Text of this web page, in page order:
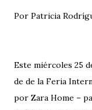
Por Patricia
Este miércoles 25
de de la Feria
por Zara Home –